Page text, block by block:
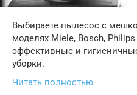
Выбираете пылесос с
моделях Miele, Bosch,
эффективные и
уборки.
Читать полностью